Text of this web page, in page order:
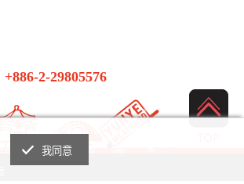
+886-2-29805576
我同意